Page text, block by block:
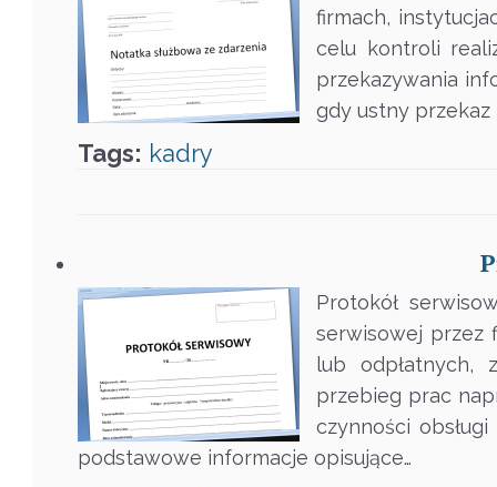
firmach,
celu kontroli
przekazywania
gdy ustny
Tags: kadry
Protokół
serwisowej przez
lub odpłatnych,
przebieg prac
czynności
podstawowe informacje opisujące…